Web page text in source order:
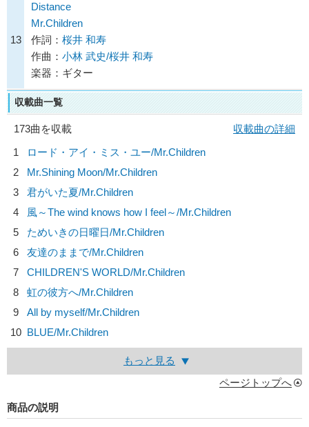
13
Distance
Mr.Children
作詞： 桜井 和寿
作曲： 小林 武史/桜井 和寿
楽器：ギター
収載曲一覧
173曲を収載
収載曲の詳細
1
ロード・アイ・ミス・ユー/Mr.Children
2
Mr.Shining Moon/Mr.Children
3
君がいた夏/Mr.Children
4
風～The wind knows how I feel～/Mr.Children
5
ためいきの日曜日/Mr.Children
6
友達のままで/Mr.Children
7
CHILDREN'S WORLD/Mr.Children
8
虹の彼方へ/Mr.Children
9
All by myself/Mr.Children
10 BLUE/Mr.Children
もっと見る
ページトップへ
商品の説明